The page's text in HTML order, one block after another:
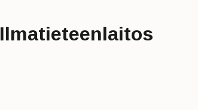
Ilmatieteenlaitos